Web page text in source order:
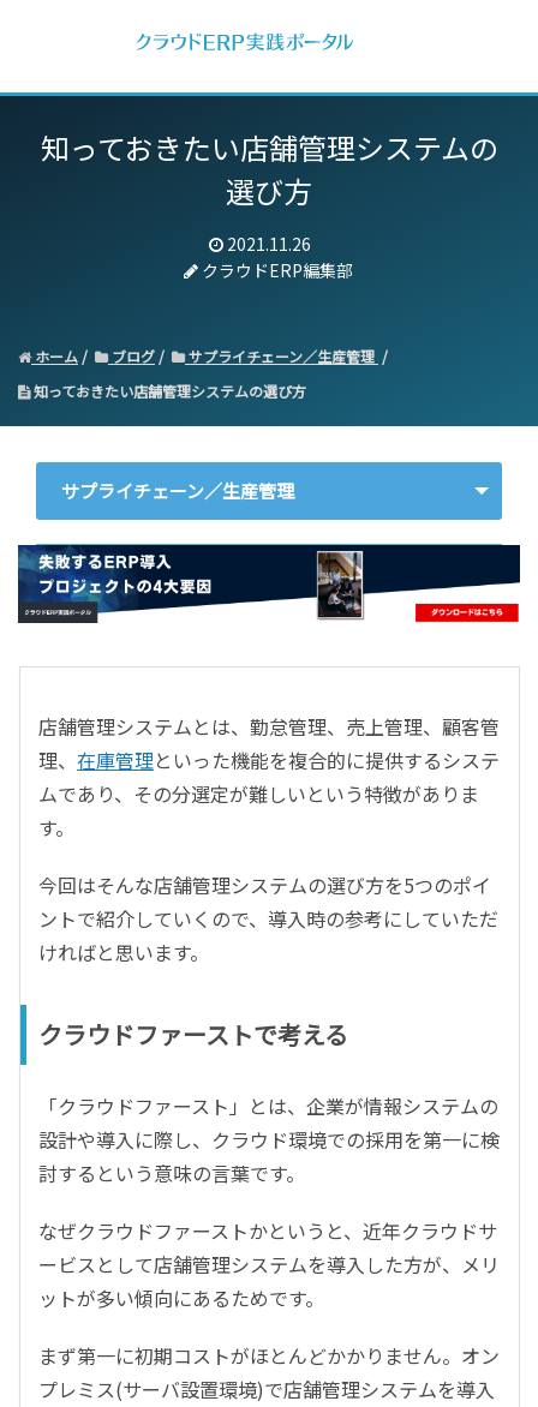
知っておきたい店舗管理システムの
選び方
2021.11.26
クラウドERP編集部
ホーム ブログ
サプライチェーン／生産管理
知っておきたい店舗管理システムの選び方
サプライチェーン／生産管理
ERP
会計
CRM／営業支援／Eコマース
DX（2025年の崖）／クラウドコンピューティング
データ分析／BI
ガバナンス／リスク管理
BPR／業務改善
店舗管理システムとは、勤怠管理、売上管理、顧客管
理、 在庫管理といった機能を複合的に提供するシステ
ムであり、その分選定が難しいという特徴がありま
す。
今回はそんな店舗管理システムの選び方を5つのポイ
ントで紹介していくので、導入時の参考にしていただ
ければと思います。
クラウドファーストで考える
「クラウドファースト」とは、企業が情報システムの
設計や導入に際し、クラウド環境での採用を第一に検
討するという意味の言葉です。
なぜクラウドファーストかというと、近年クラウドサ
ービスとして店舗管理システムを導入した方が、メリ
ットが多い傾向にあるためです。
まず第一に初期コストがほとんどかかりません。オン
プレミス(サーバ設置環境)で店舗管理システムを導入